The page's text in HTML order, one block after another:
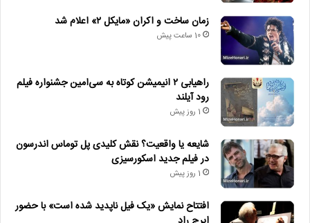
زمان ساخت و اکران «مایکل ۲» اعلام شد
10 ساعت پیش
راهیابی ۲ انیمیشن کوتاه به سی‌امین جشنواره فیلم
رود آیلند
1 روز پیش
شایعه یا واقعیت؟ نقش کلیدی پل توماس اندرسون
در فیلم جدید اسکورسیزی
1 روز پیش
افتتاح نمایش «یک فیل ناپدید شده است» با حضور